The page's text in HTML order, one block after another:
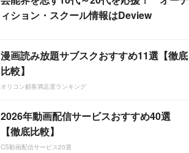
ィション・スクール情報はDeview
漫画読み放題サブスクおすすめ11選【徹底
比較】
オリコン顧客満足度ランキング
2026年動画配信サービスおすすめ40選
【徹底比較】
CS動画配信サービス20選